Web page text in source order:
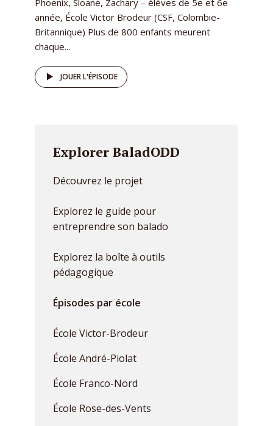
Phoenix, Sloane, Zachary – élèves de 5e et 6e
année, École Victor Brodeur (CSF, Colombie-
Britannique) Plus de 800 enfants meurent
chaque...
JOUER L'ÉPISODE
Explorer BaladODD
Découvrez le projet
Explorez le guide pour
entreprendre son balado
Explorez la boîte à outils
pédagogique
Épisodes par école
École Victor-Brodeur
École André-Piolat
École Franco-Nord
École Rose-des-Vents